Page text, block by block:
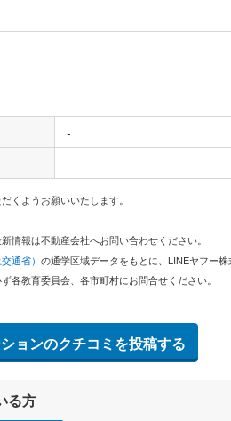
-
-
くようお願いいたします。
情報は不動産会社へお問い合わせください。
通省） の通学区域データをもとに、LINEヤフー株
教育委員会、各市町村にお問合せください。
ョンのクチコミを投稿する
る方